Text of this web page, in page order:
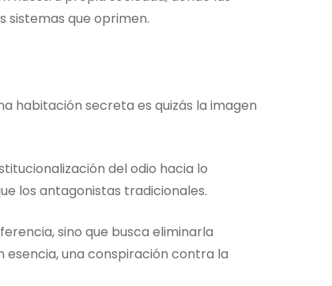
sistemas que oprimen.
habitación secreta es quizás la imagen
del odio hacia lo
los antagonistas tradicionales.
sino que busca eliminarla
una conspiración contra la